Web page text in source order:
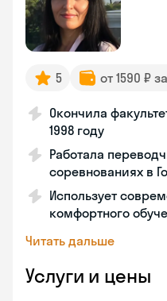
5 от 1590 ₽
Окончила
1998 году
Работала
соревнованиях в
Использует
комфортного
Читать дальше
Услуги и цены